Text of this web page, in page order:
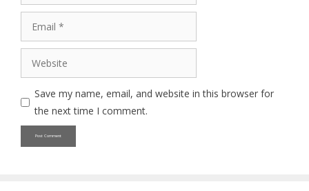
Website
Save my name, email, and website in this browser for
the next time I comment.